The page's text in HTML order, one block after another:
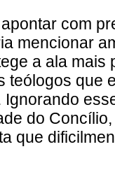
com
mencionar
a ala mais
teólogos que
Ignorando
do
que